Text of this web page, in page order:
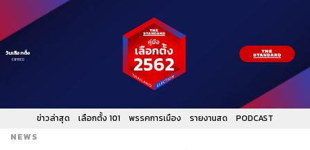
วันเลือกตั้ง
EXPIRED
ข่าวล่าสุด เลือกตั้ง 101 พรรคการเมือง รายงานสด
PODCAST
NEWS